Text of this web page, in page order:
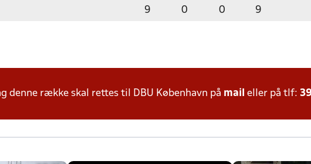
9 0 0 9
denne række skal rettes til DBU København på mail eller på tlf: